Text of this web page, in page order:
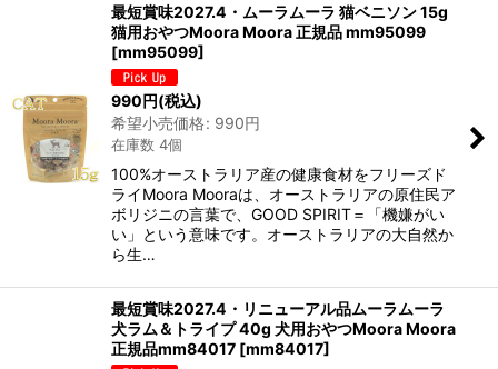
最短賞味2027.4・ムーラムーラ 猫ベニソン 15g
猫用おやつMoora Moora 正規品 mm95099
[mm95099]
990円(税込)
希望小売価格: 990円
在庫数 4個
100%オーストラリア産の健康食材をフリーズド
ライMoora Mooraは、オーストラリアの原住民ア
ボリジニの言葉で、GOOD SPIRIT＝「機嫌がい
い」という意味です。オーストラリアの大自然か
ら生…
最短賞味2027.4・リニューアル品ムーラムーラ
犬ラム＆トライプ 40g 犬用おやつMoora Moora
正規品mm84017 [mm84017]